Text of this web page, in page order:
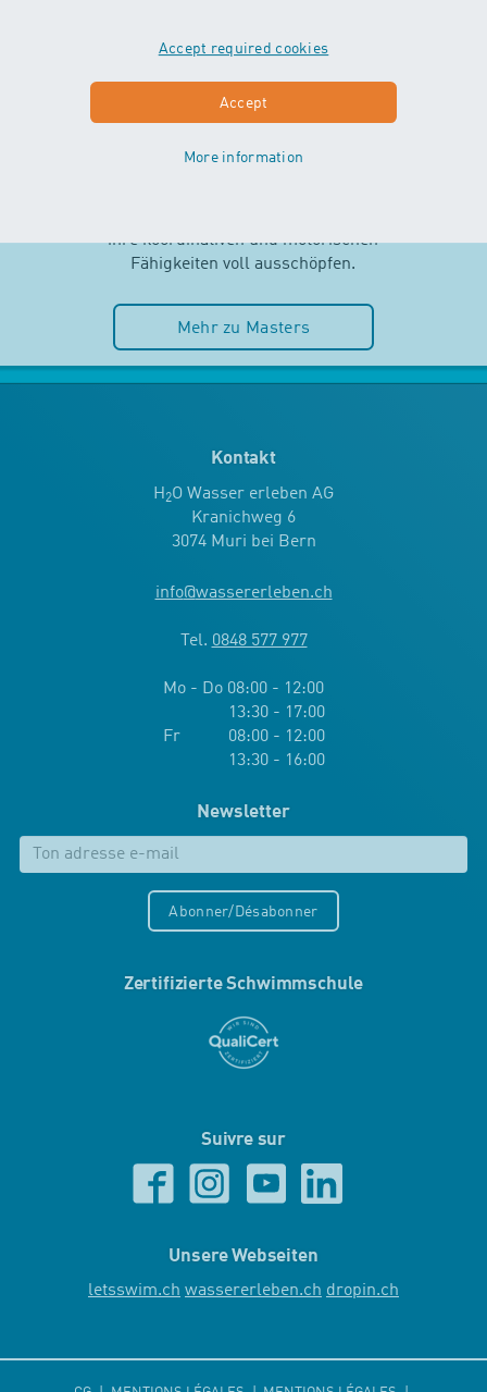
Accept required cookies
Accept
More information
MASTERS
AB 2.5 JAHREN
ihre koordinativen und motorischen
Fähigkeiten voll ausschöpfen.
Mehr zu Masters
Kontakt
H2O Wasser erleben AG
Kranichweg 6
3074 Muri bei Bern
info@wassererleben.ch
Tel. 0848 577 977
Mo - Do 08:00 - 12:00
13:30 - 17:00
Fr 08:00 - 12:00
13:30 - 16:00
Newsletter
Abonner/Désabonner
Zertifizierte Schwimmschule
Suivre sur
Unsere Webseiten
letsswim.ch wassererleben.ch dropin.ch